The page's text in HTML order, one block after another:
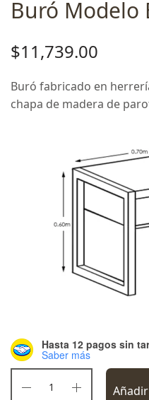
Buró Modelo
$11,739.00
Buró fabricado en
chapa de madera de
Hasta 12 pagos sin
Saber más